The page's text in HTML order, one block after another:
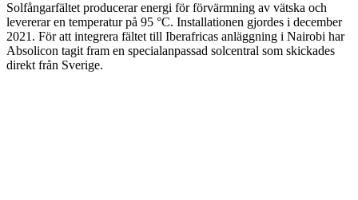
Solfångarfältet producerar energi för förvärmning av vätska och
levererar en temperatur på 95 °C. Installationen gjordes i december
2021. För att integrera fältet till Iberafricas anläggning i Nairobi har
Absolicon tagit fram en specialanpassad solcentral som skickades
direkt från Sverige.